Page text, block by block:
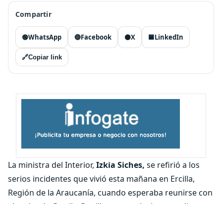
Compartir
🟢WhatsApp 🔵Facebook ⚫X 🟦LinkedIn
🔗Copiar link
La ministra del Interior, Izkia Siches, se refirió a los
serios incidentes que vivió esta mañana en Ercilla,
Región de la Araucanía, cuando esperaba reunirse con